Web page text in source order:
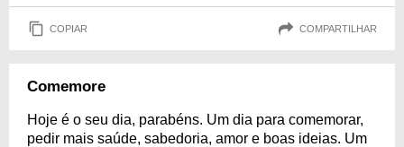
COPIAR COMPARTILHAR
Comemore
Hoje é o seu dia, parabéns. Um dia para comemorar,
pedir mais saúde, sabedoria, amor e boas ideias. Um